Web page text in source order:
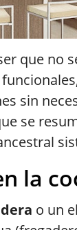
que no
sin
se
la
o un